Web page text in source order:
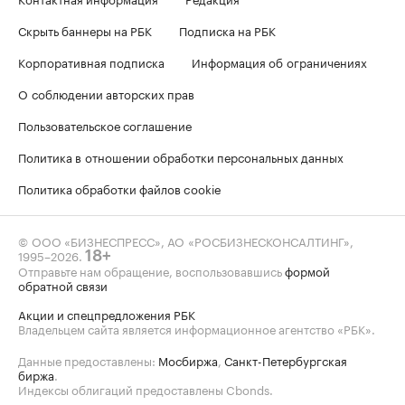
Скрыть баннеры на РБК
Подписка на РБК
Корпоративная подписка
Информация об ограничениях
О соблюдении авторских прав
Пользовательское соглашение
Политика в отношении обработки персональных данных
Политика обработки файлов cookie
© ООО «БИЗНЕСПРЕСС», АО «РОСБИЗНЕСКОНСАЛТИНГ»,
1995–2026. 18+
Отправьте нам обращение, воспользовавшисьформой
обратной связи
Акции и спецпредложения РБК
Владельцем сайта является информационное агентство «РБК».
Данные предоставлены: Мосбиржа, Санкт-Петербургская
биржа.
Индексы облигаций предоставлены Cbonds.